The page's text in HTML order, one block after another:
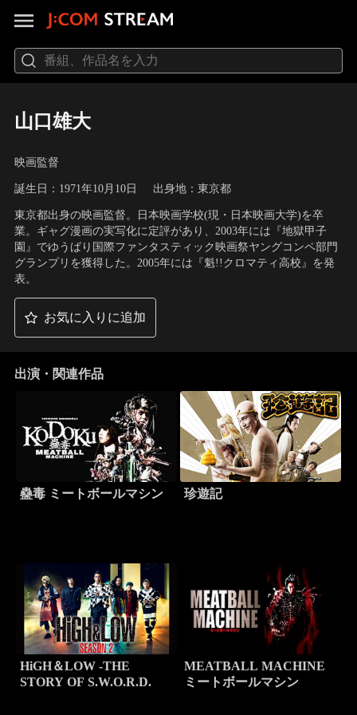
山口雄大
映画監督
誕生日：1971年10月10日 出身地：東京都
東京都出身の映画監督。日本映画学校(現・日本映画大学)を卒
業。ギャグ漫画の実写化に定評があり、2003年には『地獄甲子
園』でゆうばり国際ファンタスティック映画祭ヤングコンペ部門
グランプリを獲得した。2005年には『魁!!クロマティ高校』を発
表。
お気に入りに追加
出演・関連作品
蠱毒 ミートボールマシン 珍遊記
HiGH＆LOW -THE
STORY OF S.W.O.R.D.
MEATBALL MACHINE
ミートボールマシン